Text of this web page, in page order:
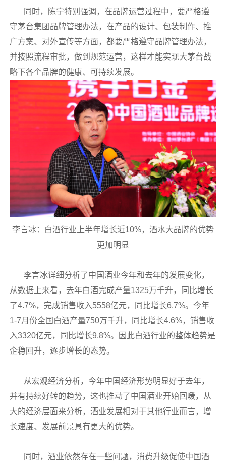
同时，陈宁特别强调，在品牌运营过程中，要严格遵
守茅台集团品牌管理办法，在产品的设计、包装制作、推
广方案、对外宣传等方面，都要严格遵守品牌管理办法，
并按照流程审批，做到规范运营，这样才能实现大茅台战
略下各个品牌的健康、可持续发展。
李言冰：白酒行业上半年增长近10%，酒水大品牌的优势
更加明显
李言冰详细分析了中国酒业今年和去年的发展变化，
从数据上来看，去年白酒完成产量1325万千升，同比增长
了4.7%，完成销售收入5558亿元，同比增长6.7%。今年
1-7月份全国白酒产量750万千升，同比增长4.6%，销售收
入3320亿元，同比增长9.8%。因此白酒行业的整体趋势是
企稳回升，逐步增长的态势。
从宏观经济分析，今年中国经济形势明显好于去年，
并有持续好转的趋势，这也推动了中国酒业开始回暖，从
大的经济层面来分析，酒业发展相对于其他行业而言，增
长速度、发展前景具有更大的优势。
同时，酒业依然存在一些问题，消费升级促使中国酒